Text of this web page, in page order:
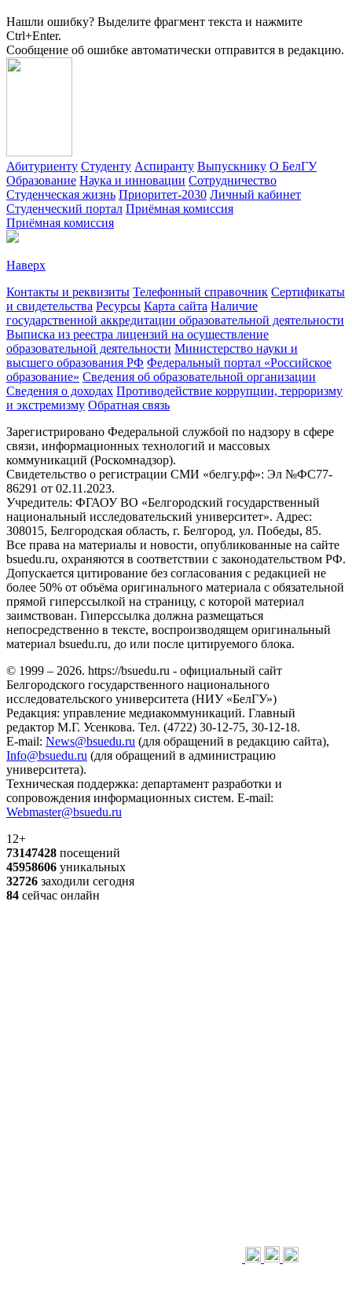
Нашли ошибку? Выделите фрагмент текста и нажмите
Ctrl+Enter.
Сообщение об ошибке автоматически отправится в редакцию.
Абитуриенту Студенту Аспиранту Выпускнику О БелГУ
Образование Наука и инновации Сотрудничество
Студенческая жизнь Приоритет-2030 Личный кабинет
Студенческий портал Приёмная комиссия
Приёмная комиссия
Наверх
Контакты и реквизиты Телефонный справочник Сертификаты
и свидетельства Ресурсы Карта сайта Наличие
государственной аккредитации образовательной деятельности
Выписка из реестра лицензий на осуществление
образовательной деятельности Министерствo науки и
высшего образования РФ Федеральный портал «Российское
образование» Сведения об образовательной организации
Сведения о доходах Противодействие коррупции, терроризму
и экстремизму Обратная связь
Зарегистрировано Федеральной службой по надзору в сфере
связи, информационных технологий и массовых
коммуникаций (Роскомнадзор).
Свидетельство о регистрации СМИ «белгу.рф»: Эл №ФС77-
86291 от 02.11.2023.
Учредитель: ФГАОУ ВО «Белгородский государственный
национальный исследовательский университет». Адрес:
308015, Белгородская область, г. Белгород, ул. Победы, 85.
Все права на материалы и новости, опубликованные на сайте
bsuedu.ru, охраняются в соответствии с законодательством РФ.
Допускается цитирование без согласования с редакцией не
более 50% от объёма оригинального материала с обязательной
прямой гиперссылкой на страницу, с которой материал
заимствован. Гиперссылка должна размещаться
непосредственно в тексте, воспроизводящем оригинальный
материал bsuedu.ru, до или после цитируемого блока.
© 1999 – 2026. https://bsuedu.ru - официальный сайт
Белгородского государственного национального
исследовательского университета (НИУ «БелГУ»)
Редакция: управление медиакоммуникаций. Главный
редактор М.Г. Усенкова. Тел. (4722) 30-12-75, 30-12-18.
E-mail: News@bsuedu.ru (для обращений в редакцию сайта),
Info@bsuedu.ru (для обращений в администрацию
университета).
Техническая поддержка: департамент разработки и
сопровождения информационных систем. E-mail:
Webmaster@bsuedu.ru
12+
73147428 посещений
45958606 уникальных
32726 заходили сегодня
84 сейчас онлайн